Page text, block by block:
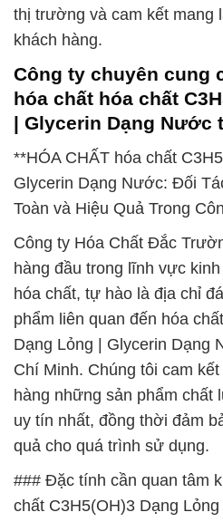
thị trường và cam kết mang
khách hàng.
Công ty chuyên cung
hóa chất hóa chất
| Glycerin Dạng Nước
**HÓA CHẤT hóa chất
Glycerin Dạng Nước: Đối
Toàn và Hiệu Quả Trong
Công ty Hóa Chất Đắc
hàng đầu trong lĩnh vực
hóa chất, tự hào là địa chỉ
phẩm liên quan đến hóa
Dạng Lỏng | Glycerin Dạng
Chí Minh. Chúng tôi cam
hàng những sản phẩm chất
uy tín nhất, đồng thời đảm
quả cho quá trình sử dụng.
### Đặc tính cần quan tâm
chất C3H5(OH)3 Dạng